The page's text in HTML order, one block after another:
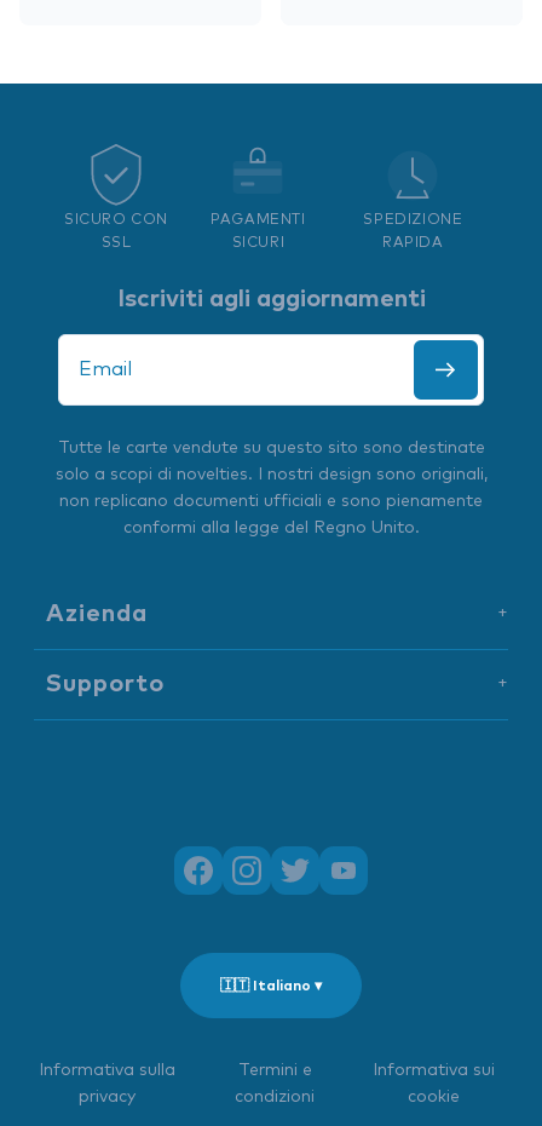
SICURO CON
SSL
PAGAMENTI
SICURI
SPEDIZIONE
RAPIDA
Iscriviti agli aggiornamenti
Tutte le carte vendute su questo sito sono destinate
solo a scopi di novelties. I nostri design sono originali,
non replicano documenti ufficiali e sono pienamente
conformi alla legge del Regno Unito.
Azienda +
Supporto +
🇮🇹 Italiano ▾
Informativa sulla
privacy
Termini e
condizioni
Informativa sui
cookie